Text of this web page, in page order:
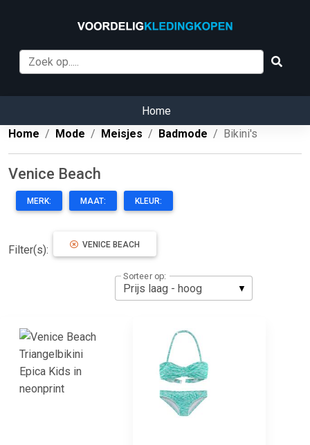
Home
Home
Mode Meisjes Badmode Bikini's
Venice Beach
MERK: MAAT: KLEUR:
Filter(s): VENICE BEACH
Sorteer op: